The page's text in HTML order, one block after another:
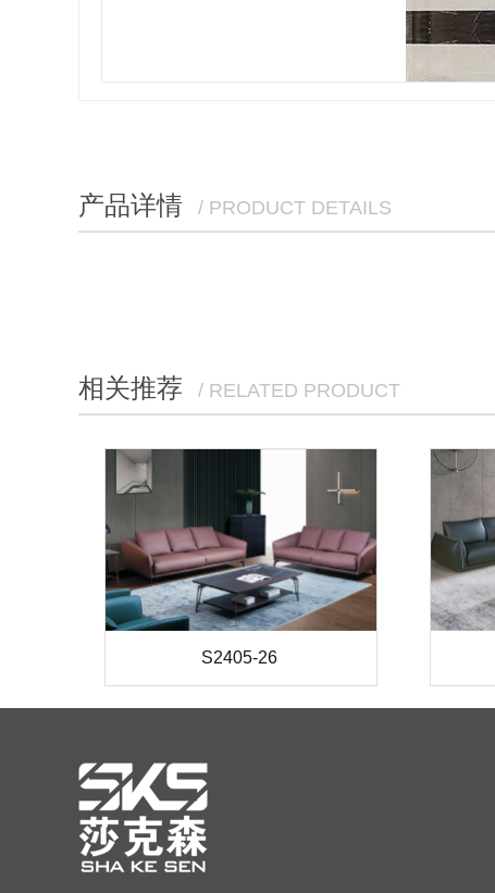
产品详情 / PRODUCT DETAILS
相关推荐 / RELATED PRODUCT
S2405-26